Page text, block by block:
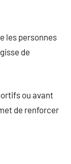
les personnes
de
ou avant
de renforcer